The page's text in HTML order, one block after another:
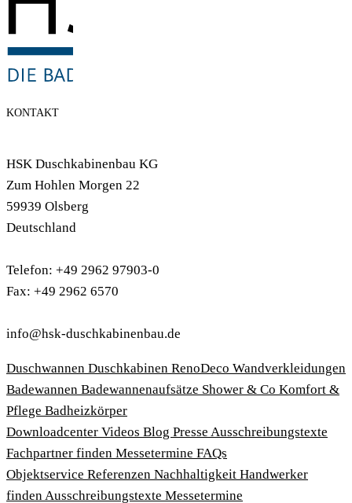
KONTAKT
HSK Duschkabinenbau KG
Zum Hohlen Morgen 22
59939 Olsberg
Deutschland
Telefon: +49 2962 97903-0
Fax: +49 2962 6570
info@hsk-duschkabinenbau.de
Duschwannen Duschkabinen RenoDeco Wandverkleidungen
Badewannen Badewannenaufsätze Shower & Co Komfort &
Pflege Badheizkörper
Download­center Videos Blog Presse Ausschreibungstexte
Fachpartner finden Messetermine FAQs
Objektservice Referenzen Nachhaltigkeit Handwerker
finden Ausschreibungstexte Messetermine